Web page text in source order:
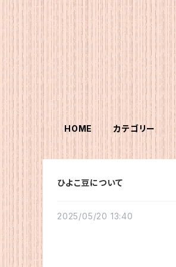
HOME カテゴリー
ひよこ豆について
2025/05/20 13:40